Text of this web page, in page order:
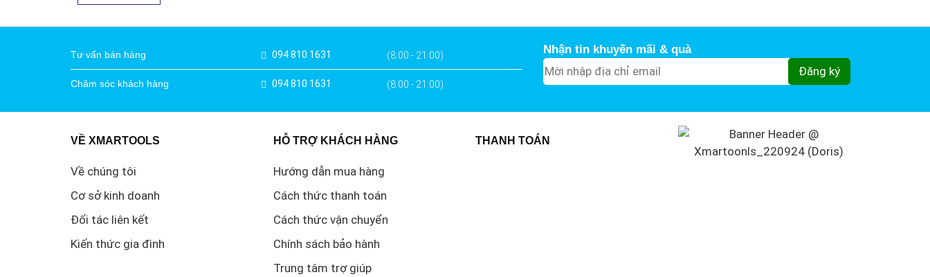
Tư vấn bán hàng 094 810 1631 (8:00 - 21:00)
Chăm sóc khách hàng 094 810 1631 (8:00 - 21:00)
Nhận tin khuyến mãi & quà
VỀ XMARTOOLS
Về chúng tôi
Cơ sở kinh doanh
Đối tác liên kết
Kiến thức gia đình
HỖ TRỢ KHÁCH HÀNG
Hướng dẫn mua hàng
Cách thức thanh toán
Cách thức vận chuyển
Chính sách bảo hành
Trung tâm trợ giúp
THANH TOÁN